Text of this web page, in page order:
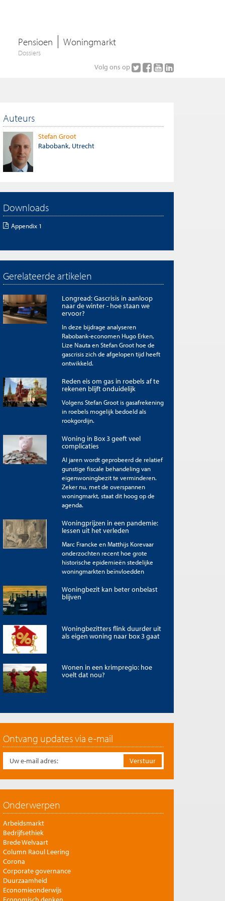
Pensioen Woningmarkt
Dossiers
Volg ons op
Auteurs
Stefan Groot
Rabobank, Utrecht
Downloads
Appendix 1
Gerelateerde artikelen
Longread: Gascrisis in aanloop
naar de winter - hoe staan we
ervoor?
In deze bijdrage analyseren
Rabobank-economen Hugo Erken,
Lize Nauta en Stefan Groot hoe de
gascrisis zich de afgelopen tijd heeft
ontwikkeld.
Reden eis om gas in roebels af te
rekenen blijft onduidelijk
Volgens Stefan Groot is gasafrekening
in roebels mogelijk bedoeld als
rookgordijn.
Woning in Box 3 geeft veel
complicaties
Al jaren wordt geprobeerd de relatief
gunstige fiscale behandeling van
eigenwoningbezit te verminderen.
Zeker nu, met de overspannen
woningmarkt, staat dit hoog op de
agenda.
Woningprijzen in een pandemie:
lessen uit het verleden
Marc Francke en Matthijs Korevaar
onderzochten recent hoe grote
historische epidemieën stedelijke
woningmarkten beïnvloedden
Woningbezit kan beter onbelast
blijven
Woningbezitters flink duurder uit
als eigen woning naar box 3 gaat
Wonen in een krimpregio: hoe
voelt dat nou?
Ontvang updates via e-mail
Onderwerpen
Arbeidsmarkt
Bedrijfsethiek
Brede Welvaart
Column Raoul Leering
Corona
Corporate governance
Duurzaamheid
Economieonderwijs